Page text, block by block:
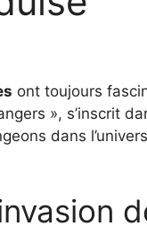
ont toujours
», s’inscrit
dans